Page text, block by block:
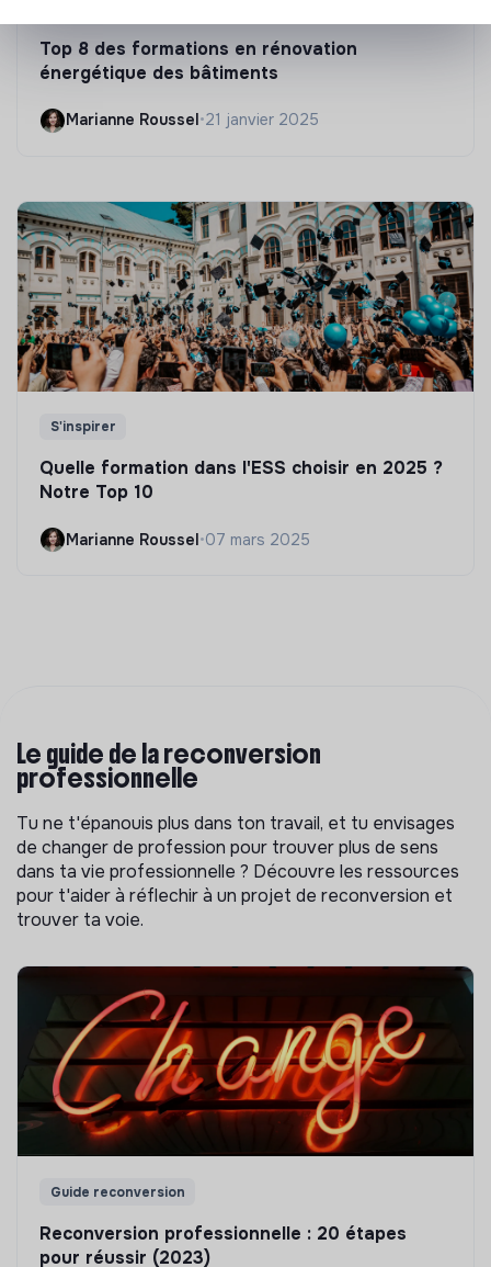
Top 8 des formations en rénovation
énergétique des bâtiments
Marianne Roussel•21 janvier 2025
S'inspirer
Quelle formation dans l'ESS choisir en 2025 ?
Notre Top 10
Marianne Roussel•07 mars 2025
Le guide de la reconversion
professionnelle
Tu ne t'épanouis plus dans ton travail, et tu envisages
de changer de profession pour trouver plus de sens
dans ta vie professionnelle ? Découvre les ressources
pour t'aider à réflechir à un projet de reconversion et
trouver ta voie.
Guide reconversion
Reconversion professionnelle : 20 étapes
pour réussir (2023)